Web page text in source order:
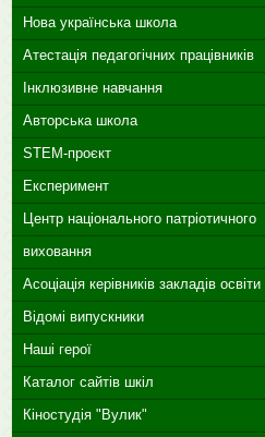
Нова українська школа
Атестація педагогічних працівників
Інклюзивне навчання
Авторська школа
STEM-проєкт
Експеримент
Центр національного патріотичного
виховання
Асоціація керівників закладів освіти
Відомі випускники
Наші герої
Каталог сайтів шкіл
Кіностудія "Вулик"